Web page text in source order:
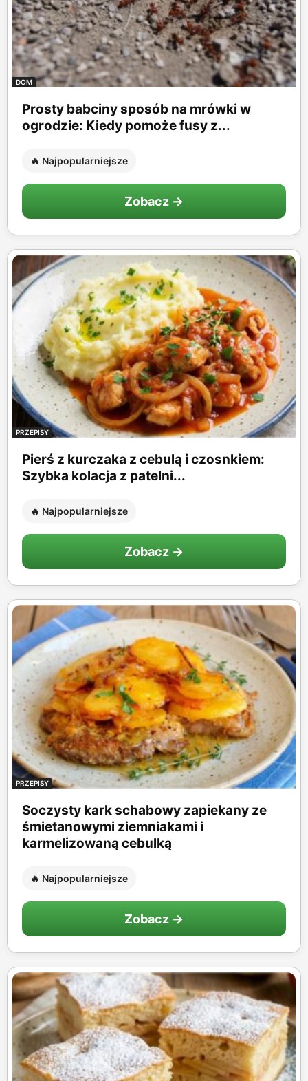
DOM
Prosty babciny sposób na mrówki w
ogrodzie: Kiedy pomoże fusy z...
🔥 Najpopularniejsze
Zobacz →
PRZEPISY
Pierś z kurczaka z cebulą i czosnkiem:
Szybka kolacja z patelni...
🔥 Najpopularniejsze
Zobacz →
PRZEPISY
Soczysty kark schabowy zapiekany ze
śmietanowymi ziemniakami i
karmelizowaną cebulką
🔥 Najpopularniejsze
Zobacz →